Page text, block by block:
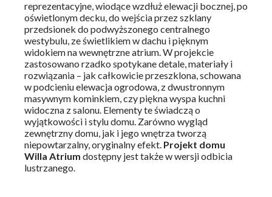
reprezentacyjne, wiodące wzdłuż elewacji bocznej, po
oświetlonym decku, do wejścia przez szklany
przedsionek do podwyższonego centralnego
westybulu, ze świetlikiem w dachu i pięknym
widokiem na wewnętrzne atrium. W projekcie
zastosowano rzadko spotykane detale, materiały i
rozwiązania – jak całkowicie przeszklona, schowana
w podcieniu elewacja ogrodowa, z dwustronnym
masywnym kominkiem, czy piękna wyspa kuchni
widoczna z salonu. Elementy te świadczą o
wyjątkowości i stylu domu. Zarówno wygląd
zewnętrzny domu, jak i jego wnętrza tworzą
niepowtarzalny, oryginalny efekt. Projekt domu
Willa Atrium dostępny jest także w wersji odbicia
lustrzanego.